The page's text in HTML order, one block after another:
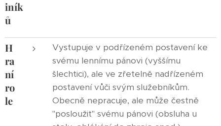
iník
ů
H
ra
ní
ro
le
Vystupuje v podřízeném postavení ke
svému lennímu pánovi (vyššímu
šlechtici), ale ve zřetelně nadřízeném
postavení vůči svým služebníkům.
Obecně nepracuje, ale může čestně
"posloužit" svému pánovi (obsluha u